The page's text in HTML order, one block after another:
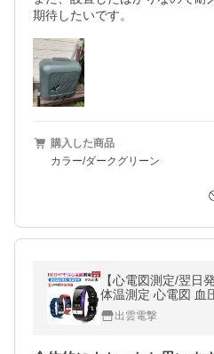
期待したいです。
購入した商品
カラー/ダークグリーン
【心電図測定/翌日
体温測定 心電図 血
e対応 睡眠検測 着
出雲電撃